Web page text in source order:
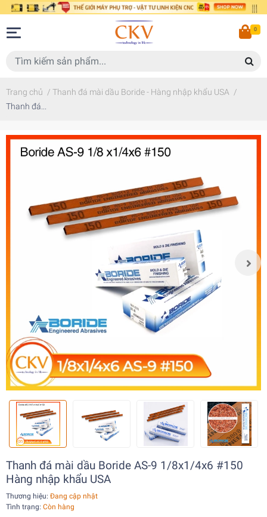
0
Trang chủ / Thanh đá mài dầu Boride - Hàng nhập khẩu USA /
Thanh đá...
Thanh đá mài dầu Boride AS-9 1/8x1/4x6 #150
Hàng nhập khẩu USA
Thương hiệu: Đang cập nhật
Tình trạng: Còn hàng